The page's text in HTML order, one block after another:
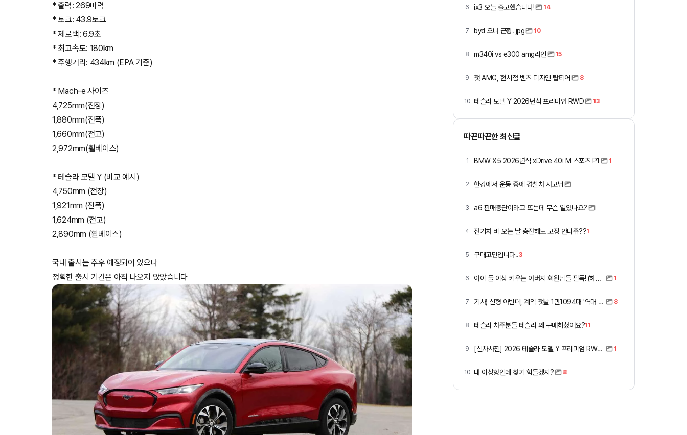
* 출력: 269마력
* 토크: 43.9토크
* 제로백: 6.9초
* 최고속도: 180km
* 주행거리: 434km (EPA 기준)
* Mach-e 사이즈
4,725mm(전장)
1,880mm(전폭)
1,660mm(전고)
2,972mm(휠베이스)
* 테슬라 모델 Y (비교 예시)
4,750mm (전장)
1,921mm (전폭)
1,624mm (전고)
2,890mm (휠베이스)
국내 출시는 추후 예정되어 있으나
정확한 출시 기간은 아직 나오지 않았습니다
6 ix3 오늘 출고했습니다! 14
7 byd 오너 근황. jpg 10
8 m340i vs e300 amg라인 15
9 첫 AMG, 현시점 벤츠 디자인 탑티어 8
10 테슬라 모델 Y 2026년식 프리미엄 RWD 13
따끈따끈한 최신글
1 BMW X5 2026년식 xDrive 40i M 스포츠 P1 1
2 한강에서 운동 중에 경찰차 사고남
3 a6 판매중단이라고 뜨는데 무슨 일있나요?
4 전기차 비 오는 날 충전해도 고장 안나쥬??1
5 구매고민입니다..3
6 아이 둘 이상 키우는 아버지 회원님들 필독! (하이패스 할인) 1
7 기사) 신형 아반떼, 계약 첫날 1만1094대 '역대 최고' 8
8 테슬라 차주분들 테슬라 왜 구매하셨어요?11
9 [신차사진] 2026 테슬라 모델 Y 프리미엄 RWD (펄 화이트 + 블랙시트) 1
10 내 이상형인데 찾기 힘들겠지? 8